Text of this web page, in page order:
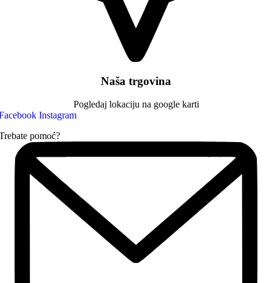
Naša trgovina
Pogledaj lokaciju na google karti
Instagram
pomoć?